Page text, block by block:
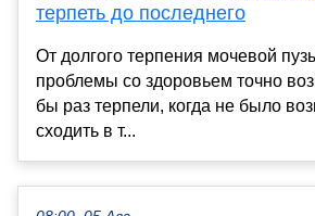
терпеть до последнего
От долгого терпения мочевой
проблемы со здоровьем точно
бы раз терпели, когда не было
сходить в т...